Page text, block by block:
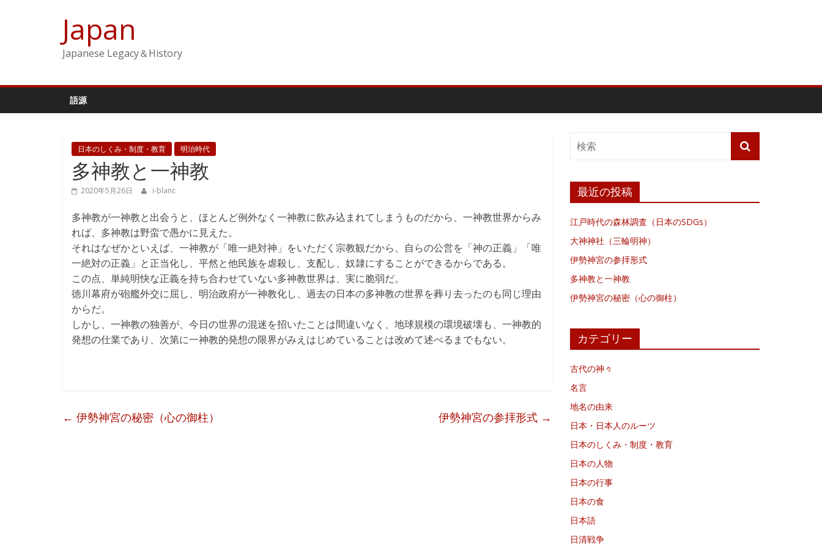
へ
キ
Japan
Japanese Legacy＆History
語源
日本のしくみ・制度・教育 明治時代
多神教と一神教
2020年5月26日 i-blanc
多神教が一神教と出会うと、ほとんど例外なく一神教に飲み込まれてしまうものだから、一神教世界からみ
れば、多神教は野蛮で愚かに見えた。
それはなぜかといえば、一神教が「唯一絶対神」をいただく宗教観だから、自らの公営を「神の正義」「唯
一絶対の正義」と正当化し、平然と他民族を虐殺し、支配し、奴隷にすることができるからである。
この点、単純明快な正義を持ち合わせていない多神教世界は、実に脆弱だ。
徳川幕府が砲艦外交に屈し、明治政府が一神教化し、過去の日本の多神教の世界を葬り去ったのも同じ理由
からだ。
しかし、一神教の独善が、今日の世界の混迷を招いたことは間違いなく、地球規模の環境破壊も、一神教的
発想の仕業であり、次第に一神教的発想の限界がみえはじめていることは改めて述べるまでもない。
← 伊勢神宮の秘密（心の御柱） 伊勢神宮の参拝形式 →
最近の投稿
江戸時代の森林調査（日本のSDGs）
大神神社（三輪明神）
伊勢神宮の参拝形式
多神教と一神教
伊勢神宮の秘密（心の御柱）
カテゴリー
古代の神々
名言
地名の由来
日本・日本人のルーツ
日本のしくみ・制度・教育
日本の人物
日本の行事
日本の食
日本語
日清戦争